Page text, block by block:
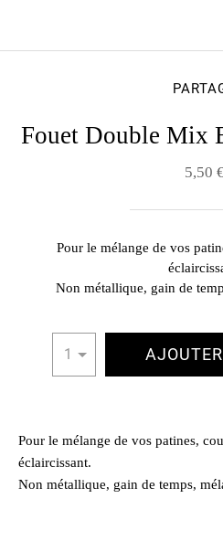
Fouet Double Mix
5,50
Pour le mélange de vos
Non métallique, gain de
1
Pour le mélange de vos patines,
éclaircissant.
Non métallique, gain de temps,